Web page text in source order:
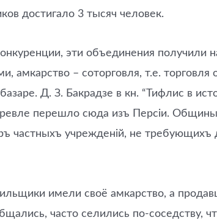
достигало 3 тысяч человек.
эти объединения получили
амкарство – соторговля, т.е.
Д. З. Бакрадзе в кн. “Тифлис в
перешло сюда изъ Персiи.
частныхъ учрежденiй, не требующихъ
имели своё амкарство, а
часто селились по-соседству,